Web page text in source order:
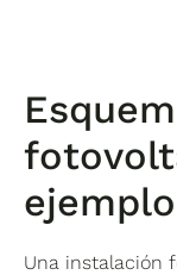
Una instalación